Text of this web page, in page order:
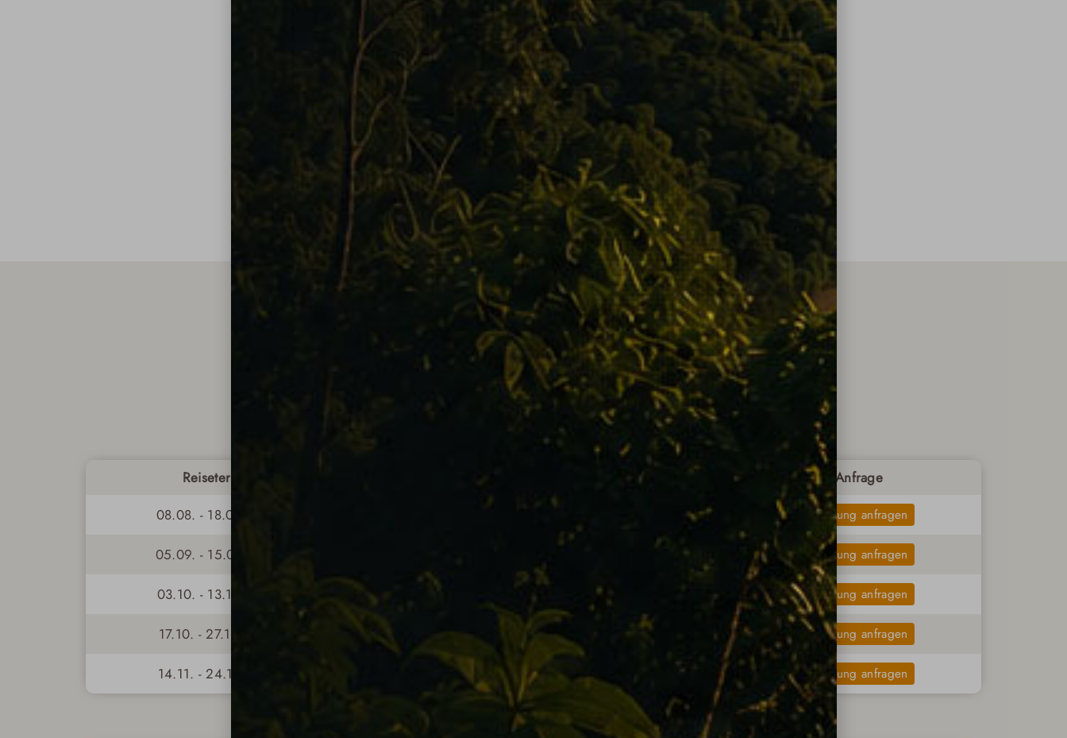
Preise/Leistungen
Reisetermin EZ-Zuschlag
Anfrage
08.08. - 18.08.2026
Buchung anfragen
05.09. - 15.09.2026 Buchung anfragen
03.10. - 13.10.2026 Buchung anfragen
17.10. - 27.10.2026 1.690€ 275€ Buchung anfragen
14.11. - 24.11.2026 1.690€ Buchung anfragen